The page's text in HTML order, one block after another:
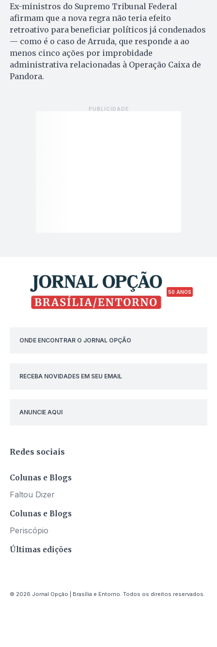
Ex-ministros do Supremo Tribunal Federal
afirmam que a nova regra não teria efeito
retroativo para beneficiar políticos já condenados
— como é o caso de Arruda, que responde a ao
menos cinco ações por improbidade
administrativa relacionadas à Operação Caixa de
Pandora.
50 ANOS
ONDE ENCONTRAR O JORNAL OPÇÃO
RECEBA NOVIDADES EM SEU EMAIL
ANUNCIE AQUI
Redes sociais
Colunas e Blogs
Faltou Dizer
Colunas e Blogs
Periscópio
Últimas edições
© 2026 Jornal Opção | Brasília e Entorno. Todos os direitos reservados.